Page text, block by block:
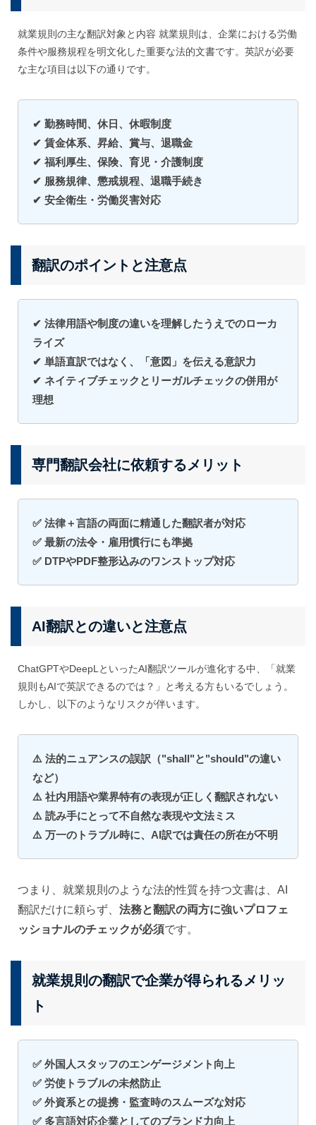
就業規則の主な翻訳対象と内容 就業規則は、企業における労働
条件や服務規程を明文化した重要な法的文書です。英訳が必要
な主な項目は以下の通りです。
✔ 勤務時間、休日、休暇制度
✔ 賃金体系、昇給、賞与、退職金
✔ 福利厚生、保険、育児・介護制度
✔ 服務規律、懲戒規程、退職手続き
✔ 安全衛生・労働災害対応
翻訳のポイントと注意点
✔ 法律用語や制度の違いを理解したうえでのローカ
ライズ
✔ 単語直訳ではなく、「意図」を伝える意訳力
✔ ネイティブチェックとリーガルチェックの併用が
理想
専門翻訳会社に依頼するメリット
✅ 法律＋言語の両面に精通した翻訳者が対応
✅ 最新の法令・雇用慣行にも準拠
✅ DTPやPDF整形込みのワンストップ対応
AI翻訳との違いと注意点
ChatGPTやDeepLといったAI翻訳ツールが進化する中、「就業
規則もAIで英訳できるのでは？」と考える方もいるでしょう。
しかし、以下のようなリスクが伴います。
⚠️ 法的ニュアンスの誤訳（"shall"と"should"の違い
など）
⚠️ 社内用語や業界特有の表現が正しく翻訳されない
⚠️ 読み手にとって不自然な表現や文法ミス
⚠️ 万一のトラブル時に、AI訳では責任の所在が不明
つまり、就業規則のような法的性質を持つ文書は、AI
翻訳だけに頼らず、 法務と翻訳の両方に強いプロフェ
ッショナルのチェックが必須です。
就業規則の翻訳で企業が得られるメリッ
ト
✅ 外国人スタッフのエンゲージメント向上
✅ 労使トラブルの未然防止
✅ 外資系との提携・監査時のスムーズな対応
✅ 多言語対応企業としてのブランド力向上